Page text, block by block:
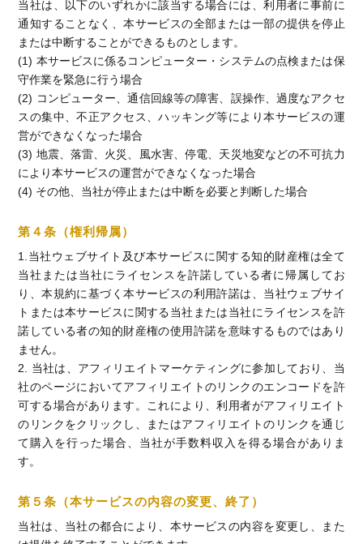
当社は、以下のいずれかに該当する場合には、利用者に事前に
通知することなく、本サービスの全部または一部の提供を停止
または中断することができるものとします。
(1) 本サービスに係るコンピューター・システムの点検または保
守作業を緊急に行う場合
(2) コンピューター、通信回線等の障害、誤操作、過度なアクセ
スの集中、不正アクセス、ハッキング等により本サービスの運
営ができなくなった場合
(3) 地震、落雷、火災、風水害、停電、天災地変などの不可抗力
により本サービスの運営ができなくなった場合
(4) その他、当社が停止または中断を必要と判断した場合
第４条（権利帰属）
1.当社ウェブサイト及び本サービスに関する知的財産権は全て
当社または当社にライセンスを許諾している者に帰属してお
り、本規約に基づく本サービスの利用許諾は、当社ウェブサイ
トまたは本サービスに関する当社または当社にライセンスを許
諾している者の知的財産権の使用許諾を意味するものではあり
ません。
2. 当社は、アフィリエイトマーケティングに参加しており、当
社のページにおいてアフィリエイトのリンクのエンコードを許
可する場合があります。これにより、利用者がアフィリエイト
のリンクをクリックし、またはアフィリエイトのリンクを通じ
て購入を行った場合、当社が手数料収入を得る場合がありま
す。
第５条（本サービスの内容の変更、終了）
当社は、当社の都合により、本サービスの内容を変更し、また